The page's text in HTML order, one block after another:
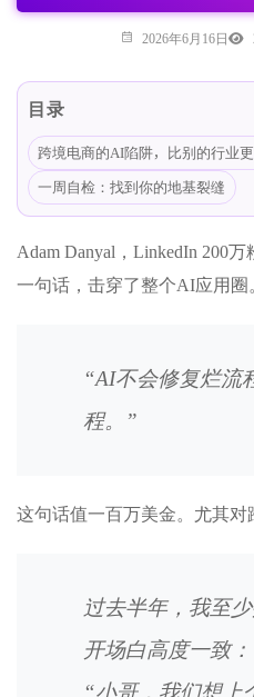
2026年6月16日
目录
跨境电商的AI陷阱，比别的行业
一周自检：找到你的地基裂缝
Adam Danyal，LinkedIn 200
一句话，击穿了整个AI应用圈
“AI不会修复烂流
程。”
这句话值一百万美金。尤其对
过去半年，我至
开场白高度一致：
“小哥，我们想上